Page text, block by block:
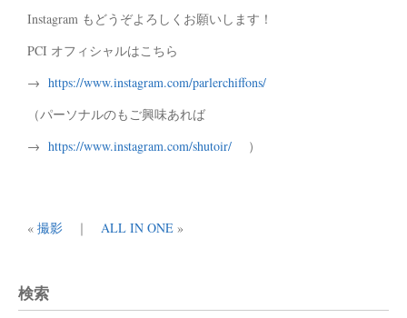
Instagram もどうぞよろしくお願いします！
PCI オフィシャルはこちら
→ https://www.instagram.com/parlerchiffons/
（パーソナルのもご興味あれば
→ https://www.instagram.com/shutoir/ ）
« 撮影 ｜ ALL IN ONE »
検索